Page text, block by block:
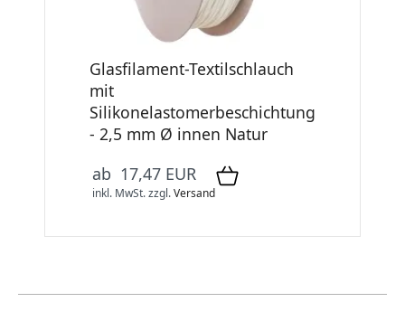
Glasfilament-Textilschlauch
mit
Silikonelastomerbeschichtung
- 2,5 mm Ø innen Natur
ab 17,47 EUR
inkl. MwSt.zzgl.Versand